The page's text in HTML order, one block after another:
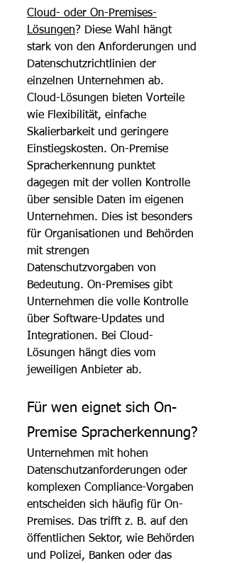
Cloud- oder On-Premises-
Lösungen? Diese Wahl hängt
stark von den Anforderungen und
Datenschutzrichtlinien der
einzelnen Unternehmen ab.
Cloud-Lösungen bieten Vorteile
wie Flexibilität, einfache
Skalierbarkeit und geringere
Einstiegskosten. On-Premise
Spracherkennung punktet
dagegen mit der vollen Kontrolle
über sensible Daten im eigenen
Unternehmen. Dies ist besonders
für Organisationen und Behörden
mit strengen
Datenschutzvorgaben von
Bedeutung. On-Premises gibt
Unternehmen die volle Kontrolle
über Software-Updates und
Integrationen. Bei Cloud-
Lösungen hängt dies vom
jeweiligen Anbieter ab.
Für wen eignet sich On-
Premise Spracherkennung?
Unternehmen mit hohen
Datenschutzanforderungen oder
komplexen Compliance-Vorgaben
entscheiden sich häufig für On-
Premises. Das trifft z. B. auf den
öffentlichen Sektor, wie Behörden
und Polizei, Banken oder das